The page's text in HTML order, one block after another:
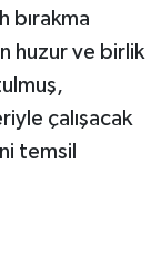
bırakma
huzur ve birlik
çalışacak
temsil